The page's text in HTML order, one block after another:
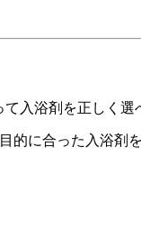
入浴剤を正しく
的に合った入浴剤